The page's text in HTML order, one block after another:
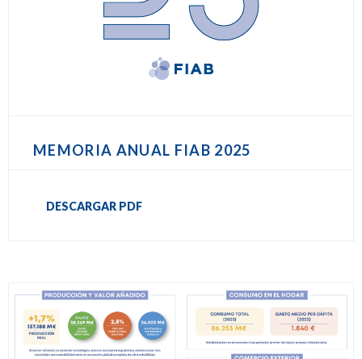
MEMORIA ANUAL FIAB 2025
DESCARGAR PDF